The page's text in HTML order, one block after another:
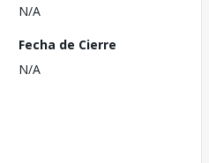
N/A
Fecha de Cierre
N/A